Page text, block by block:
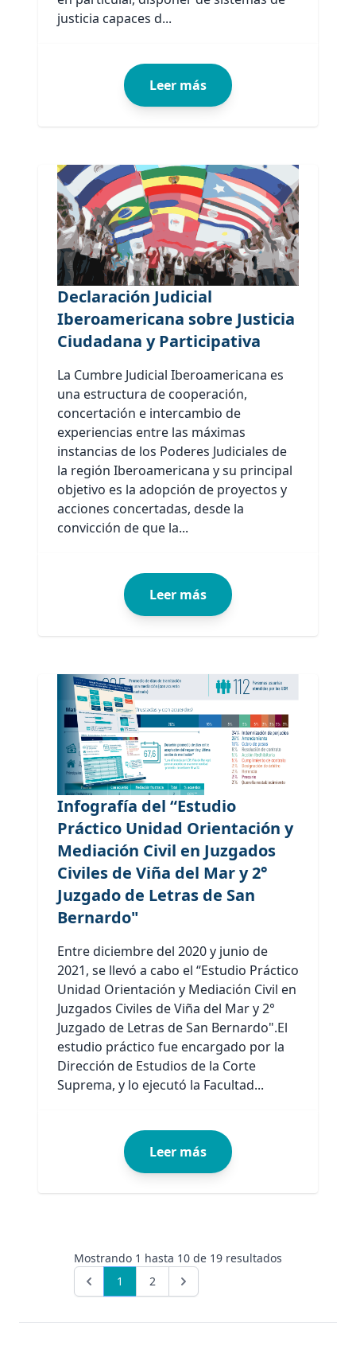
justicia capaces d...
Leer más
Declaración Judicial
Iberoamericana sobre Justicia
Ciudadana y Participativa
La Cumbre Judicial Iberoamericana es
una estructura de cooperación,
concertación e intercambio de
experiencias entre las máximas
instancias de los Poderes Judiciales de
la región Iberoamericana y su principal
objetivo es la adopción de proyectos y
acciones concertadas, desde la
convicción de que la...
Leer más
Infografía del “Estudio
Práctico Unidad Orientación y
Mediación Civil en Juzgados
Civiles de Viña del Mar y 2°
Juzgado de Letras de San
Bernardo"
Entre diciembre del 2020 y junio de
2021, se llevó a cabo el “Estudio Práctico
Unidad Orientación y Mediación Civil en
Juzgados Civiles de Viña del Mar y 2°
Juzgado de Letras de San Bernardo".El
estudio práctico fue encargado por la
Dirección de Estudios de la Corte
Suprema, y lo ejecutó la Facultad...
Leer más
Mostrando 1 hasta 10 de 19 resultados
1
2